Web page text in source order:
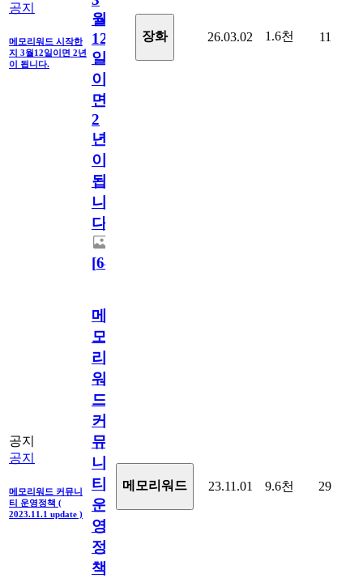
공지
메모리워드 시작한
지 3월12일이면 2년
이 됩니다.
월
12
일
이
면
2
년
이
됩
니
다.
[64
장화 26.03.02 1.6천 11
공지
공지
메모리워드 커뮤니
티 운영정책 (
2023.11.1 update )
메
모
리
워
드
커
뮤
니
티
운
영
정
책
메모리워드 23.11.01 9.6천 29